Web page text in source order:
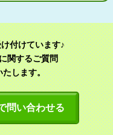
付けています♪
関するご質問
たします。
問い合わせる